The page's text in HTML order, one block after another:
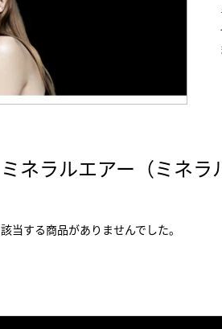
ミネラルエアー（ミネラ
該当する商品がありませんでした。